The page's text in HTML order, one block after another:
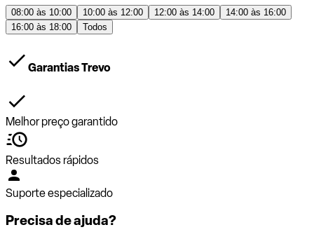
08:00 às 10:00 10:00 às 12:00 12:00 às 14:00
14:00 às 16:00
16:00 às 18:00
Todos
Garantias Trevo
Melhor preço garantido
Resultados rápidos
Suporte especializado
Precisa de ajuda?